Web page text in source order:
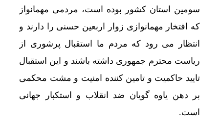
سومین استان کشور بوده است، مردمی مهمانواز
که افتخار مهمانوازی زوار اربعین حسنی را دارند و
انتظار می رود که مردم ما استقبال پرشوری از
ریاست محترم جمهوری داشته باشند و این استقبال
تایید حاکمیت و تامین کننده امنیت و مشت محکمی
بر دهن یاوه گویان ضد انقلاب و استکبار جهانی
است.